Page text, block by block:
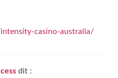
casino-australia/
dit :